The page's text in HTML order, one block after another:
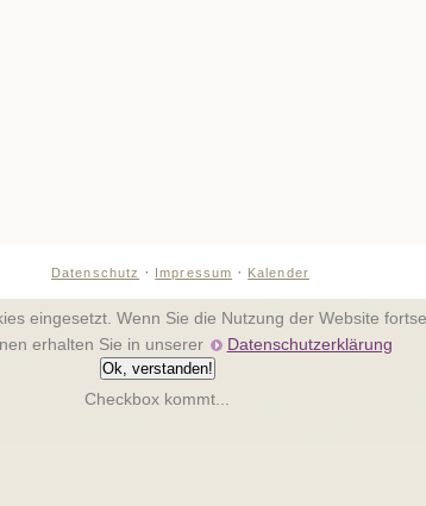
Datenschutz · Impressum · Kalender
eingesetzt. Wenn Sie die Nutzung der Website
erhalten Sie in unserer
Datenschutzerklärung
Ok, verstanden!
Checkbox kommt...